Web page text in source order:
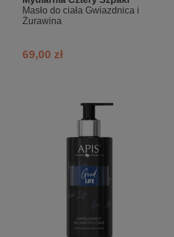
Masło do ciała Gwiazdnica i
Żurawina
69,00 zł